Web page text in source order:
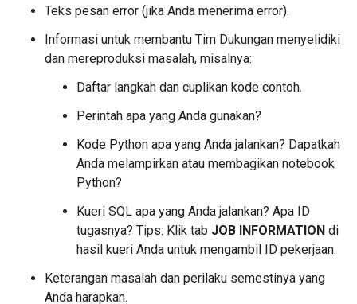
Teks pesan error (jika Anda menerima error).
Informasi untuk membantu Tim Dukungan menyelidiki
dan mereproduksi masalah, misalnya:
Daftar langkah dan cuplikan kode contoh.
Perintah apa yang Anda gunakan?
Kode Python apa yang Anda jalankan? Dapatkah
Anda melampirkan atau membagikan notebook
Python?
Kueri SQL apa yang Anda jalankan? Apa ID
tugasnya? Tips: Klik tab JOB INFORMATION di
hasil kueri Anda untuk mengambil ID pekerjaan.
Keterangan masalah dan perilaku semestinya yang
Anda harapkan.